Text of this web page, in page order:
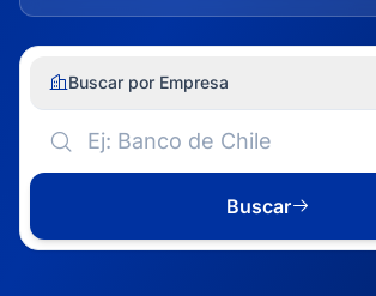
Buscar por Empresa
Buscar